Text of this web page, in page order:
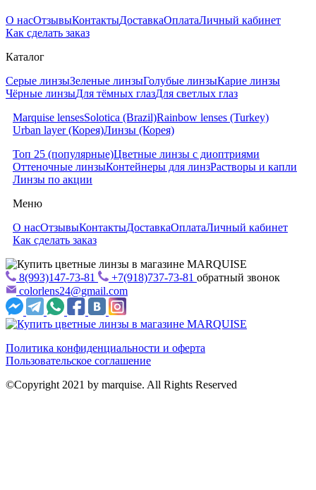
О насОтзывыКонтактыДоставкаОплатаЛичный кабинет
Как сделать заказ
Каталог
Серые линзыЗеленые линзыГолубые линзыКарие линзы
Чёрные линзыДля тёмных глазДля светлых глаз
Marquise lensesSolotica (Brazil)Rainbow lenses (Turkey)
Urban layer (Корея)Линзы (Корея)
Топ 25 (популярные)Цветные линзы с диоптриями
Оттеночные линзыКонтейнеры для линзРастворы и капли
Линзы по акции
Меню
О насОтзывыКонтактыДоставкаОплатаЛичный кабинет
Как сделать заказ
8(993)147-73-81 +7(918)737-73-81 обратный звонок
colorlens24@gmail.com
Политика конфиденциальности и оферта
Пользовательское соглашение
©Copyright 2021 by marquise. All Rights Reserved